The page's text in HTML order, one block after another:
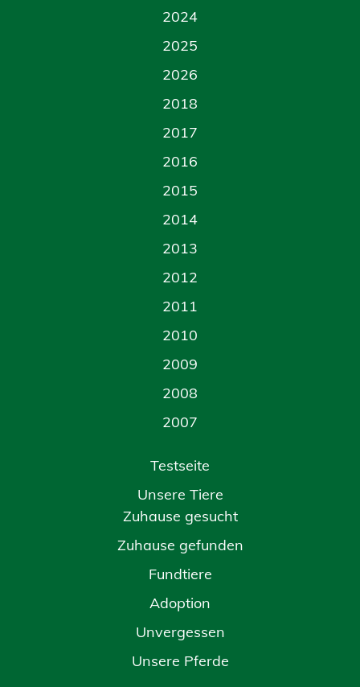
2024
2025
2026
2018
2017
2016
2015
2014
2013
2012
2011
2010
2009
2008
2007
Testseite
Unsere Tiere
Zuhause gesucht
Zuhause gefunden
Fundtiere
Adoption
Unvergessen
Unsere Pferde